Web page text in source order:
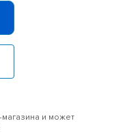
магазина и может